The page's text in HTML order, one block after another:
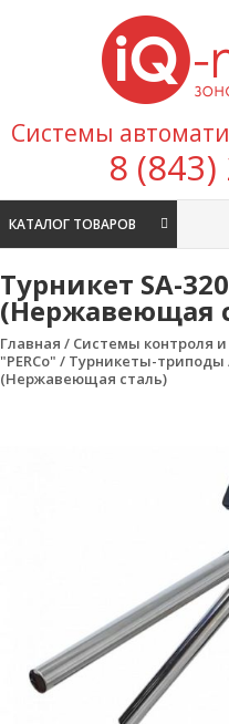
Перейти к содержимому
Системы
8
КАТАЛОГ ТОВАРОВ
Турникет SA-
(Нержавеющая
Главная / Системы контроля
"PERCo" / Турникеты-триподы
(Нержавеющая сталь)